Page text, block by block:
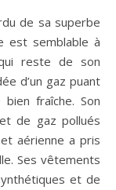
de sa superbe
est semblable à
reste de son
d’un gaz puant
fraîche. Son
de gaz pollués
aérienne a pris
Ses vêtements
et de